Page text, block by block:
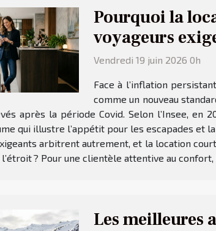
Pourquoi la
voyageurs
Vendredi 19 juin 2026 0h
Face à l’inflation
comme un nouveau
après la période Covid. Selon l’Insee,
qui illustre l’appétit pour les escapades et
arbitrent autrement, et la location
? Pour une clientèle attentive au
Les meilleures